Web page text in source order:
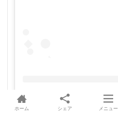
ホーム シェア メニュー